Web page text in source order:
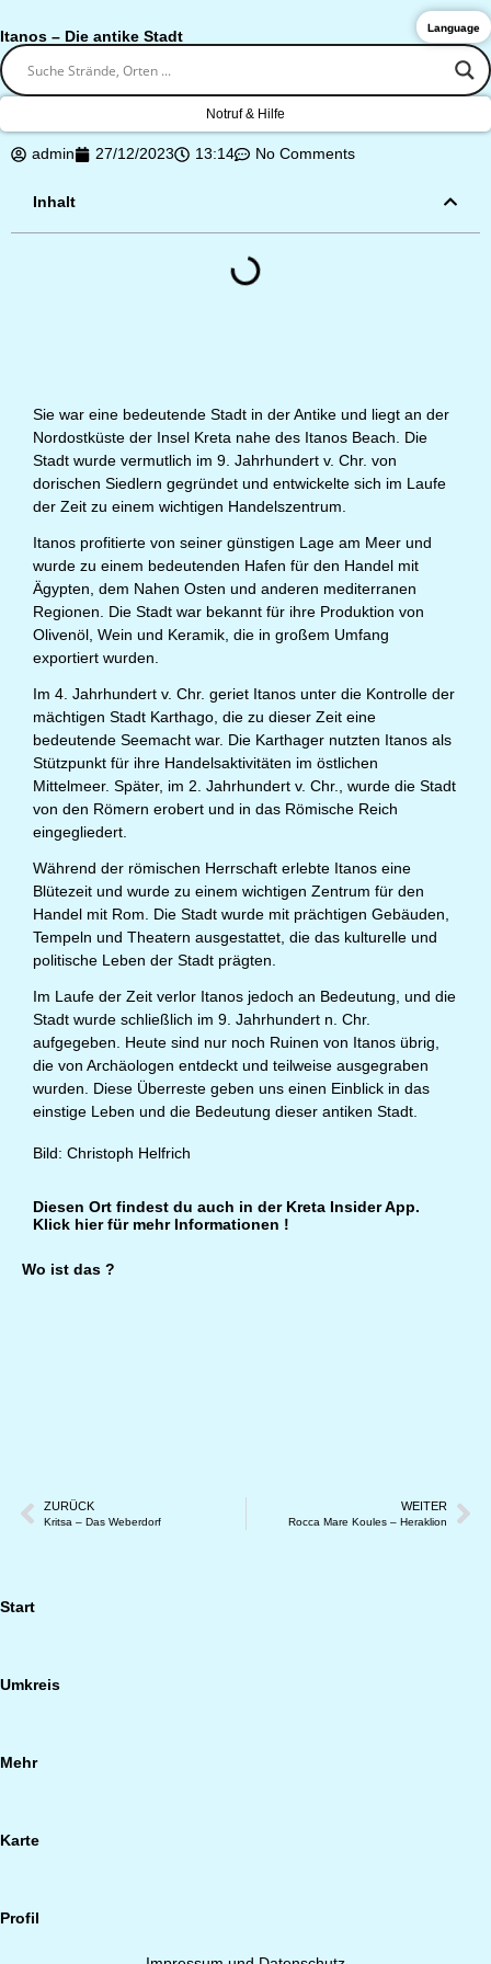
Itanos – Die antike Stadt
Notruf & Hilfe
admin 27/12/2023 13:14 No Comments
Inhalt
Sie war eine bedeutende Stadt in der Antike und liegt an der
Nordostküste der Insel Kreta nahe des Itanos Beach. Die
Stadt wurde vermutlich im 9. Jahrhundert v. Chr. von
dorischen Siedlern gegründet und entwickelte sich im Laufe
der Zeit zu einem wichtigen Handelszentrum.
Itanos profitierte von seiner günstigen Lage am Meer und
wurde zu einem bedeutenden Hafen für den Handel mit
Ägypten, dem Nahen Osten und anderen mediterranen
Regionen. Die Stadt war bekannt für ihre Produktion von
Olivenöl, Wein und Keramik, die in großem Umfang
exportiert wurden.
Im 4. Jahrhundert v. Chr. geriet Itanos unter die Kontrolle der
mächtigen Stadt Karthago, die zu dieser Zeit eine
bedeutende Seemacht war. Die Karthager nutzten Itanos als
Stützpunkt für ihre Handelsaktivitäten im östlichen
Mittelmeer. Später, im 2. Jahrhundert v. Chr., wurde die Stadt
von den Römern erobert und in das Römische Reich
eingegliedert.
Während der römischen Herrschaft erlebte Itanos eine
Blütezeit und wurde zu einem wichtigen Zentrum für den
Handel mit Rom. Die Stadt wurde mit prächtigen Gebäuden,
Tempeln und Theatern ausgestattet, die das kulturelle und
politische Leben der Stadt prägten.
Im Laufe der Zeit verlor Itanos jedoch an Bedeutung, und die
Stadt wurde schließlich im 9. Jahrhundert n. Chr.
aufgegeben. Heute sind nur noch Ruinen von Itanos übrig,
die von Archäologen entdeckt und teilweise ausgegraben
wurden. Diese Überreste geben uns einen Einblick in das
einstige Leben und die Bedeutung dieser antiken Stadt.
Bild: Christoph Helfrich
Diesen Ort findest du auch in der Kreta Insider App.
Klick hier für mehr Informationen !
Wo ist das ?
ZURÜCK
Kritsa – Das Weberdorf
WEITER
Rocca Mare Koules – Heraklion
Start
Umkreis
Mehr
Karte
Profil
Language